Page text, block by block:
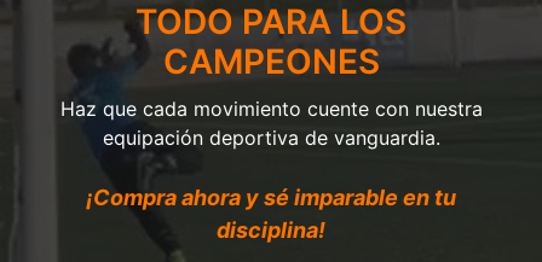
TODO PARA LOS
CAMPEONES
Haz que cada movimiento cuente con nuestra
equipación deportiva de vanguardia.
¡Compra ahora y sé imparable en tu
disciplina!